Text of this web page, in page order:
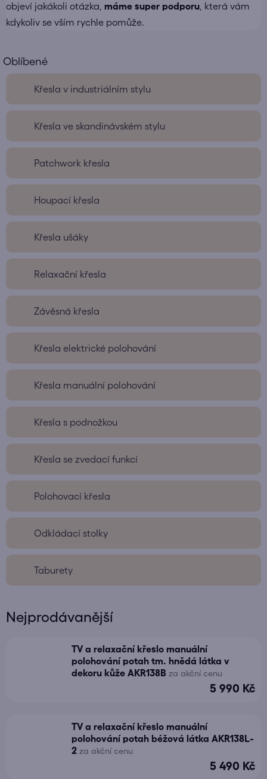
objeví jakákoli otázka, máme super podporu , která vám
kdykoliv se vším rychle pomůže.
Křesla v industriálním stylu
Křesla ve skandinávském stylu
Patchwork křesla
Houpací křesla
Křesla ušáky
Relaxační křesla
Závěsná křesla
Křesla elektrické polohování
Křesla manuální polohování
Křesla s podnožkou
Křesla se zvedací funkcí
Polohovací křesla
Odkládací stolky
Taburety
Nejprodávanější
TV a relaxační křeslo manuální
polohování potah tm. hnědá látka v
dekoru kůže AKR138B za akční cenu
5 990 Kč
TV a relaxační křeslo manuální
polohování potah béžová látka AKR138L-
2 za akční cenu
5 490 Kč